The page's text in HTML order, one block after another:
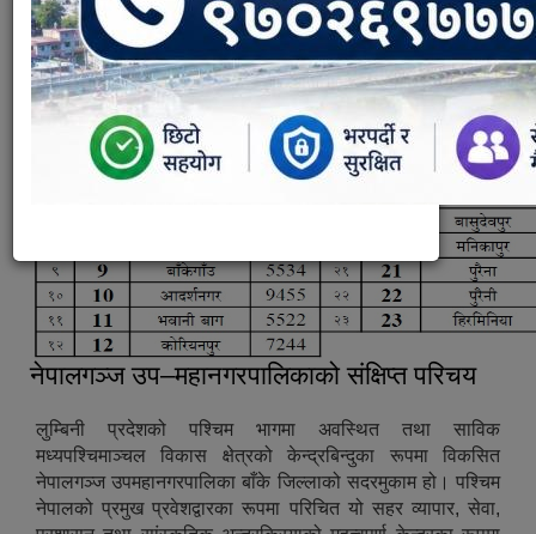
नेपालगञ्ज उप–महानगरपालिकाको संक्षिप्त परिचय
लुम्बिनी प्रदेशको पश्‍चिम भागमा अवस्थित तथा साविक
मध्यपश्‍चिमाञ्‍चल विकास क्षेत्रको केन्द्रबिन्दुका रूपमा विकसित
नेपालगञ्‍ज उपमहानगरपालिका बाँके जिल्लाको सदरमुकाम हो। पश्‍चिम
नेपालको प्रमुख प्रवेशद्वारका रूपमा परिचित यो सहर व्यापार, सेवा,